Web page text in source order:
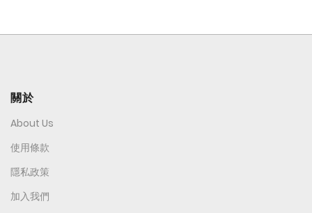
關於
About Us
使用條款
隱私政策
加入我們